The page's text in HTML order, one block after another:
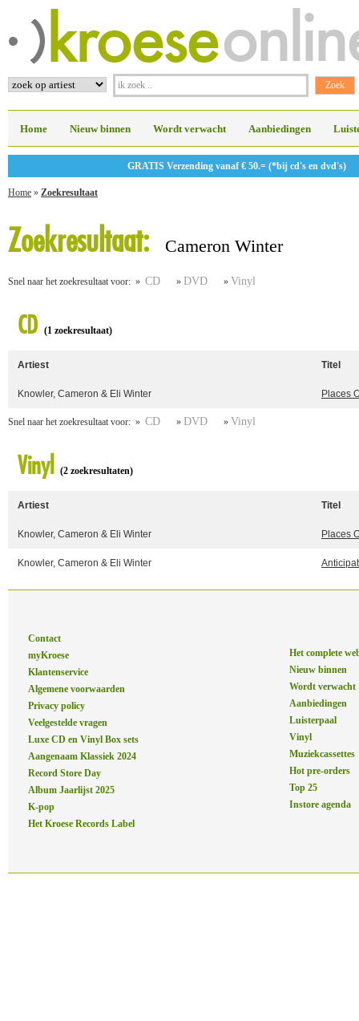
Home Nieuw binnen Wordt verwacht Aanbiedingen
GRATIS Verzending vanaf € 50.= (*bij cd's en dvd's)
Home » Zoekresultaat
Zoekresultaat: Cameron Winter
Snel naar het zoekresultaat voor: » CD » DVD » Vinyl
CD (1 zoekresultaat)
Artiest Titel
Knowler, Cameron & Eli Winter Places
Snel naar het zoekresultaat voor: » CD » DVD » Vinyl
Vinyl (2 zoekresultaten)
Artiest Titel
Knowler, Cameron & Eli Winter Places
Knowler, Cameron & Eli Winter
Contact
myKroese
Klantenservice
Algemene voorwaarden
Privacy policy
Veelgestelde vragen
Luxe CD en Vinyl Box sets
Aangenaam Klassiek 2024
Record Store Day
Album Jaarlijst 2025
K-pop
Het Kroese Records Label
Het complete
Nieuw binnen
Wordt verwacht
Aanbiedingen
Luisterpaal
Vinyl
Muziekcassettes
Hot pre-orders
Top 25
Instore agenda